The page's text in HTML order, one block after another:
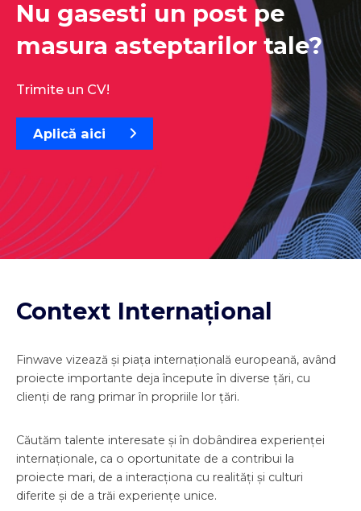
Nu gasesti un post pe
masura asteptarilor tale?
Trimite un CV!
Aplică aici
Context Internațional
Finwave vizează și piața internațională europeană, având
proiecte importante deja începute în diverse țări, cu
clienți de rang primar în propriile lor țări.
Căutăm talente interesate și în dobândirea experienței
internaționale, ca o oportunitate de a contribui la
proiecte mari, de a interacționa cu realități și culturi
diferite și de a trăi experiențe unice.